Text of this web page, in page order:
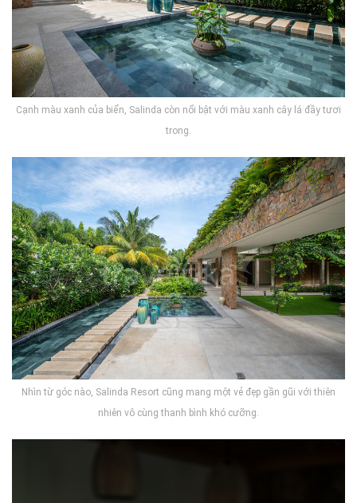
Cạnh màu xanh của biển, Salinda còn nổi bật với màu xanh cây lá đầy tươi
trong.
Nhìn từ góc nào, Salinda Resort cũng mang một vẻ đẹp gần gũi với thiên
nhiên vô cùng thanh bình khó cưỡng.